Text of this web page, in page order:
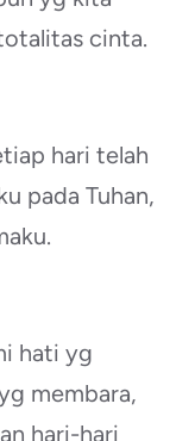
cinta.
hari telah
pada Tuhan,
hati yg
membara,
hari-hari